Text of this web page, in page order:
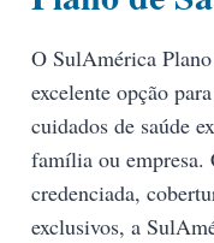
O SulAmérica
excelente opção
cuidados de saúde
família ou empresa.
credenciada,
exclusivos, a